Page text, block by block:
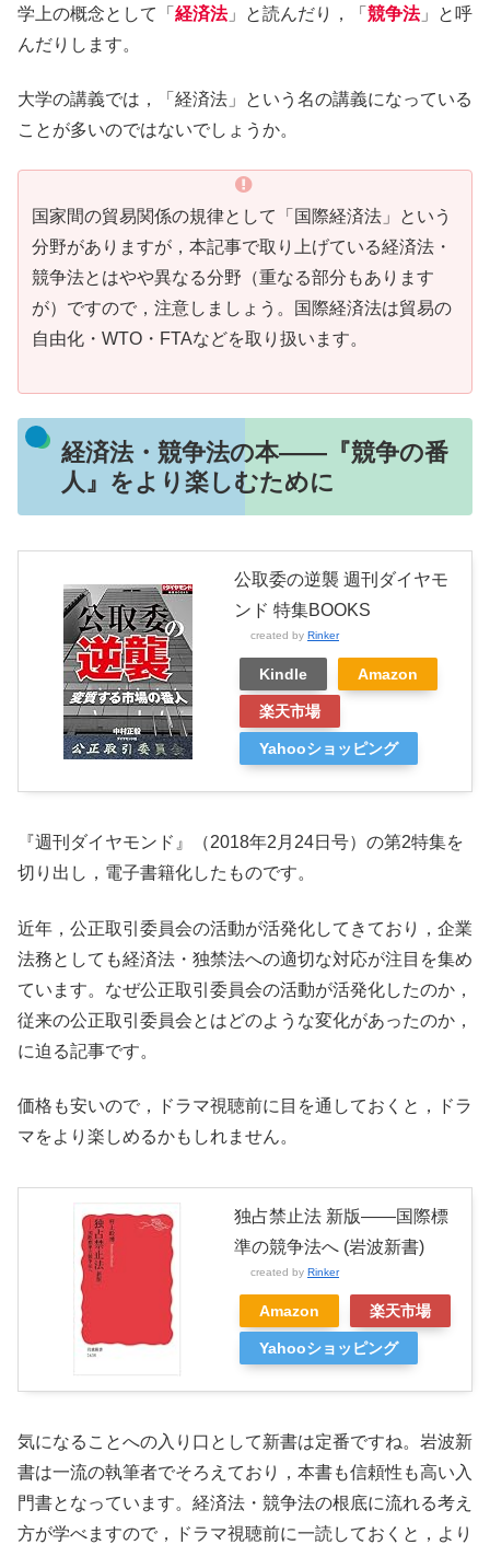
学上の概念として「 経済法」と読んだり，「 競争法」と呼
んだりします。
大学の講義では，「経済法」という名の講義になっている
ことが多いのではないでしょうか。
国家間の貿易関係の規律として「国際経済法」という
分野がありますが，本記事で取り上げている経済法・
競争法とはやや異なる分野（重なる部分もあります
が）ですので，注意しましょう。国際経済法は貿易の
自由化・WTO・FTAなどを取り扱います。
経済法・競争法の本――『競争の番
人』をより楽しむために
公取委の逆襲 週刊ダイヤモ
ンド 特集BOOKS
created by Rinker
Kindle Amazon
楽天市場
Yahooショッピング
『週刊ダイヤモンド』（2018年2月24日号）の第2特集を
切り出し，電子書籍化したものです。
近年，公正取引委員会の活動が活発化してきており，企業
法務としても経済法・独禁法への適切な対応が注目を集め
ています。なぜ公正取引委員会の活動が活発化したのか，
従来の公正取引委員会とはどのような変化があったのか，
に迫る記事です。
価格も安いので，ドラマ視聴前に目を通しておくと，ドラ
マをより楽しめるかもしれません。
独占禁止法 新版――国際標
準の競争法へ (岩波新書)
created by Rinker
Amazon 楽天市場
Yahooショッピング
気になることへの入り口として新書は定番ですね。岩波新
書は一流の執筆者でそろえており，本書も信頼性も高い入
門書となっています。経済法・競争法の根底に流れる考え
方が学べますので，ドラマ視聴前に一読しておくと，より